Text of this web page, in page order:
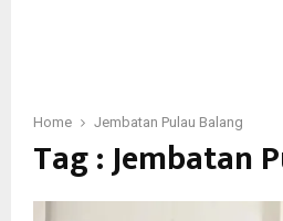
Home Jembatan Pulau Balang
Tag : Jembatan